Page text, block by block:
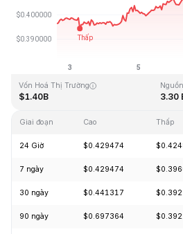
Cập Nhật Lần Cuối: 2026-08-09, 14:15 GMT+0
Vốn Hoá Thị Trường
$1.40B 3.30
Giai đoạn Cao Thấp
24 Giờ $0.429474
7 ngày $0.429474
30 ngày $0.441317
90 ngày $0.697364